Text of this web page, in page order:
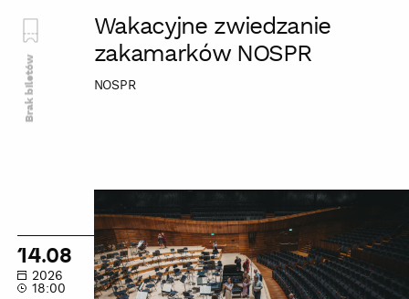
Wakacyjne zwiedzanie
zakamarków NOSPR
NOSPR
Brak biletów
zwiedzanie
zakamarków
NOSPR
14.08
2026
18:00